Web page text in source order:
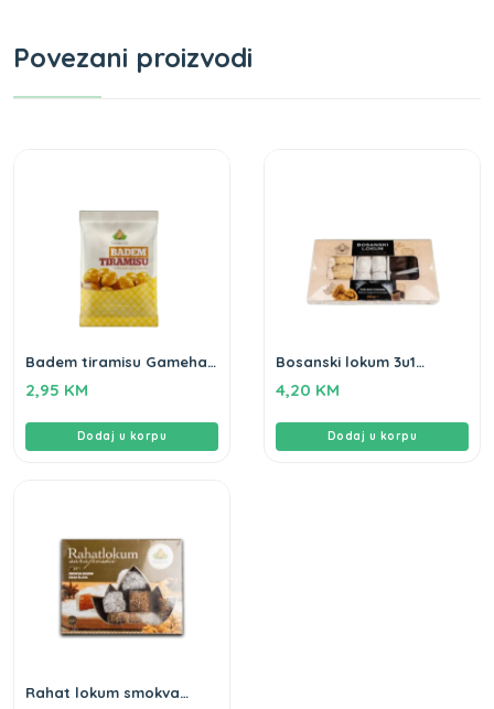
Povezani proizvodi
Badem tiramisu Gameha
2,95 KM
Dodaj u korpu
Bosanski lokum 3u1
4,20 KM
Dodaj u korpu
Rahat lokum smokva